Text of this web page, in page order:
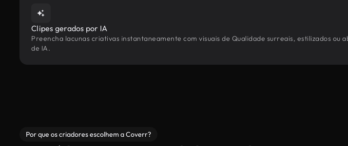
Clipes gerados por IA
Preencha lacunas criativas instantaneamente com visuais de Qualidade surreais, estilizados ou
de IA.
Por que os criadores escolhem a Coverr?